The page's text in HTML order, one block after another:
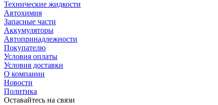
Технические жидкости
Автохимия
Запасные части
Аккумуляторы
Автопринадлежности
Покупателю
Условия оплаты
Условия доставки
О компании
Новости
Политика
Оставайтесь на связи